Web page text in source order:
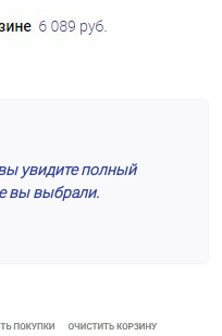
увидите полный
вы выбрали.